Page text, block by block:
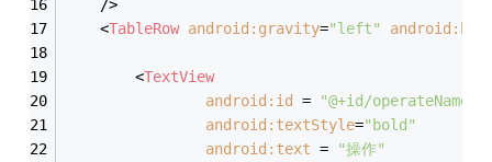
    />
<TableRow android:gravity="left"
<TextView
android:id
=
"@+id/operateName"
android:textStyle="bold"
android:text = "操作"